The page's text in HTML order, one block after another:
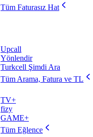
Tüm Faturasız Hat
Upcall
Yönlendir
Turkcell Şimdi Ara
Tüm Arama, Fatura ve TL
TV+
fizy
GAME+
Tüm Eğlence